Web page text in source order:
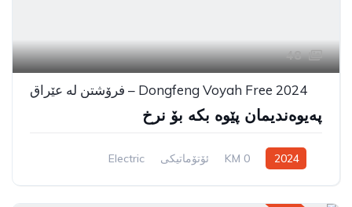
48
Dongfeng Voyah Free 2024 – فرۆشتن لە عێراق
پەیوەندیمان پێوە بکە بۆ نرخ
2024
0 KM ئۆتۆماتیکی
Electric